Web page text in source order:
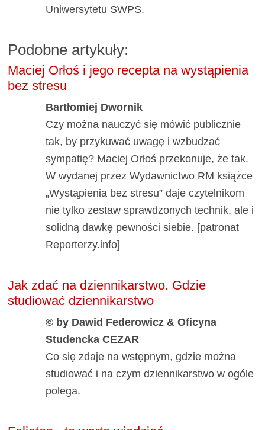
Uniwersytetu SWPS.
Podobne artykuły:
Maciej Orłoś i jego recepta na wystąpienia
bez stresu
Bartłomiej Dwornik
Czy można nauczyć się mówić publicznie
tak, by przykuwać uwagę i wzbudzać
sympatię? Maciej Orłoś przekonuje, że tak.
W wydanej przez Wydawnictwo RM książce
„Wystąpienia bez stresu” daje czytelnikom
nie tylko zestaw sprawdzonych technik, ale i
solidną dawkę pewności siebie. [patronat
Reporterzy.info]
Jak zdać na dziennikarstwo. Gdzie
studiować dziennikarstwo
© by Dawid Federowicz & Oficyna
Studencka CEZAR
Co się zdaje na wstępnym, gdzie można
studiować i na czym dziennikarstwo w ogóle
polega.